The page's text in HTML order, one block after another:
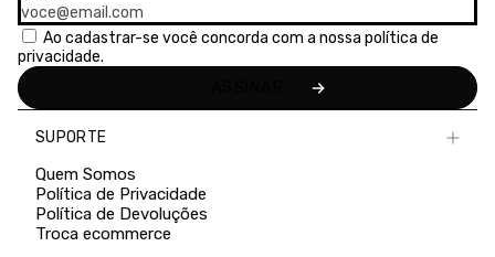
Ao cadastrar-se você concorda com a nossa política de
privacidade.
SUPORTE
Quem Somos
Política de Privacidade
Política de Devoluções
Troca ecommerce